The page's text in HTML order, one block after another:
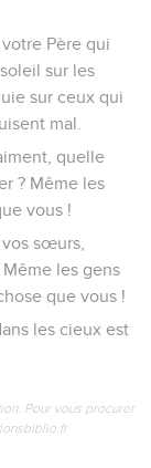
Père qui
sur les
sur ceux qui
mal.
quelle
? Même les
vous !
sœurs,
Même les gens
que vous !
les cieux est
Pour vous procurer